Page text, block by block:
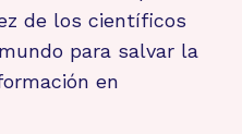
de los científicos
para salvar la
en